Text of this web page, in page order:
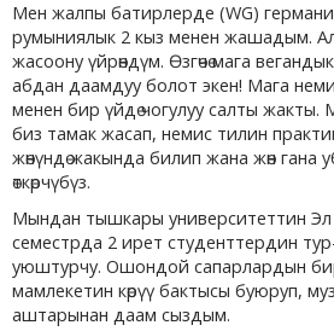
Мен жалпы батирлерде (WG)
румыниялык 2 кыз менен жашадым.
жасоону үйрөндүм. Өзгөчө мага
абдан даамдуу болот экен! Мага
менен бир үйдө чогулуу салты
биз тамак жасап, немис тилин
жөнүндө жакында билип жана жөн гана
өткөрчүбүз.
Мындан тышкары университеттин Эл
семестрда 2 ирет студенттердин
уюштурчу. Ошондой сапарлардын
мамлекетин көрүү бактысы буюруп,
аштарынан даам сыздым.